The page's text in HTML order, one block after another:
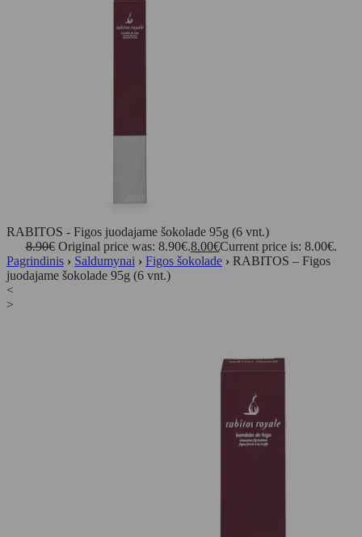
RABITOS - Figos juodajame šokolade 95g (6 vnt.)
8.90€ Original price was: 8.90€.8.00€Current price is: 8.00€.
Pagrindinis › Saldumynai › Figos šokolade › RABITOS – Figos
juodajame šokolade 95g (6 vnt.)
<
>